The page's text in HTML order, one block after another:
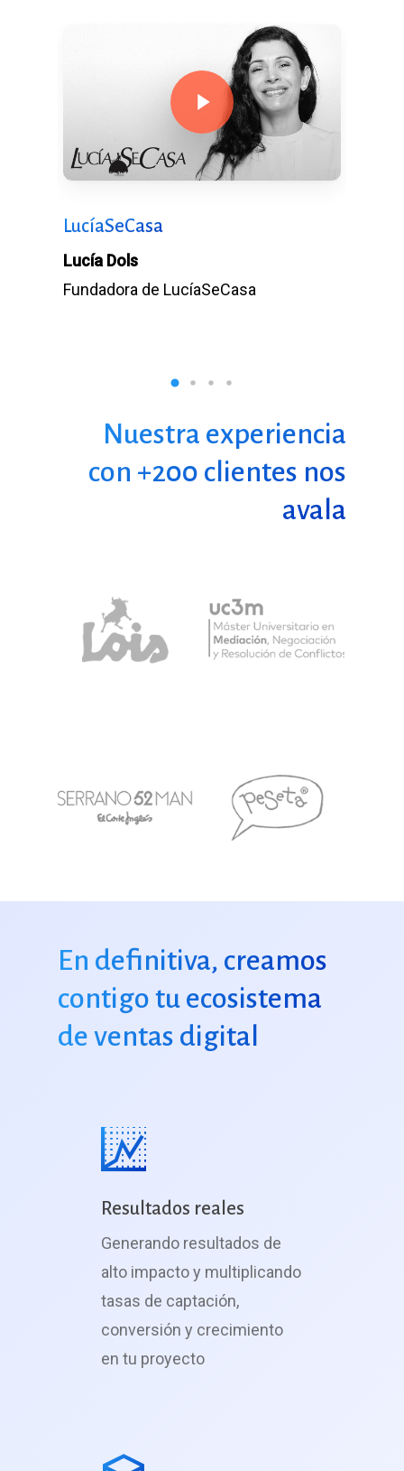
Play Video
LucíaSeCasa
Lucía Dols
Fundadora de LucíaSeCasa
Nuestra experiencia
con +200 clientes nos
avala
En definitiva, creamos
contigo tu ecosistema
de ventas digital
Resultados reales
Generando resultados de
alto impacto y multiplicando
tasas de captación,
conversión y crecimiento
en tu proyecto